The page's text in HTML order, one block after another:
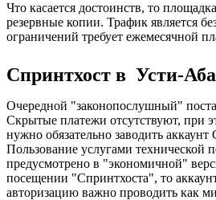
Что касается достоинств, то
резервные копии. Трафик является
ограничений требует ежемесячной
Спринтхост в Усти-
Очередной "законопослушный"
Скрытые платежи отсутствуют, при
нужно обязательно заводить
Пользование услугами технической
предусмотрено в "экономичной"
посещении "Спринтхоста", то
авторизацию важно проводить как